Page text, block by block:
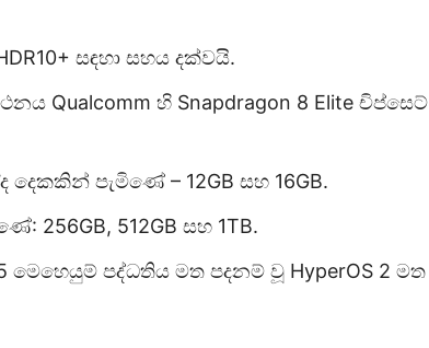
සඳහා සහය දක්වයි.
Qualcomm හි Snapdragon 8 Elite චිප්සෙට්
දෙකකින් පැමිණේ – 12GB සහ 16GB.
256GB, 512GB සහ 1TB.
මෙහෙයුම් පද්ධතිය මත පදනම් වූ HyperOS 2 මත